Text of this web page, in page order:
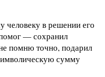
человеку в решении его
— сохранил
помню точно, подарил
сумму